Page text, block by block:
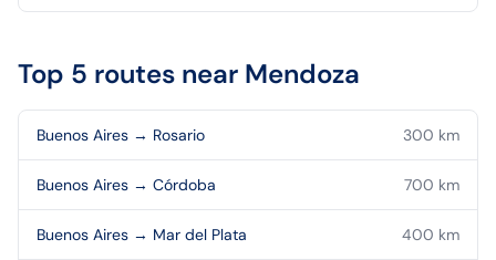
Top 5 routes near Mendoza
Buenos Aires → Rosario 300 km
Buenos Aires → Córdoba 700 km
Buenos Aires → Mar del Plata 400 km